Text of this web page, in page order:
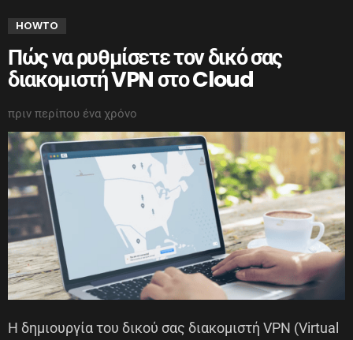
HOWTO
Πώς να ρυθμίσετε τον δικό σας
διακομιστή VPN στο Cloud
πριν περίπου ένα χρόνο
Η δημιουργία του δικού σας διακομιστή VPN (Virtual